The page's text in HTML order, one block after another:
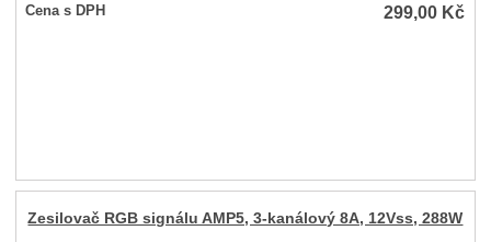
Cena s DPH
299,00 Kč
Zesilovač RGB signálu AMP5, 3-kanálový 8A, 12Vss, 288W